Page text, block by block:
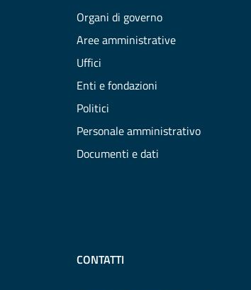
Organi di governo
Aree amministrative
Uffici
Enti e fondazioni
Politici
Personale amministrativo
Documenti e dati
CONTATTI